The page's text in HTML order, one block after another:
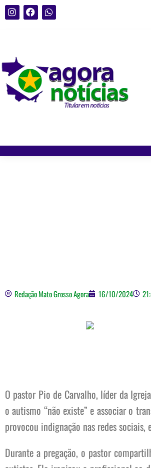
Redação Mato Grosso Agora 16/10/2024
O pastor Pio de Carvalho, líder da
o autismo “não existe” e associar o
provocou indignação nas redes
Durante a pregação, o pastor